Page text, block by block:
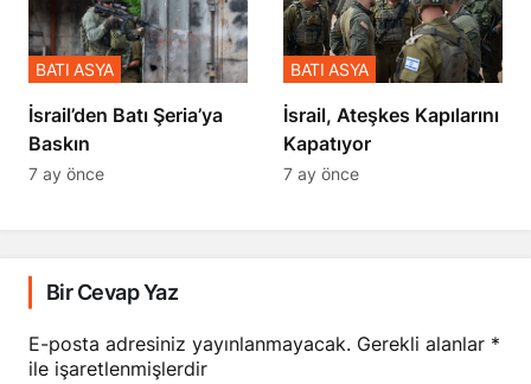
​​​​​​​İsrail’den Batı Şeria’ya
Baskın
BATI ASYA
7 ay önce
İsrail, Ateşkes Kapılarını
Kapatıyor
BATI ASYA
7 ay önce
Bir Cevap Yaz
E-posta adresiniz yayınlanmayacak. Gerekli alanlar *
ile işaretlenmişlerdir